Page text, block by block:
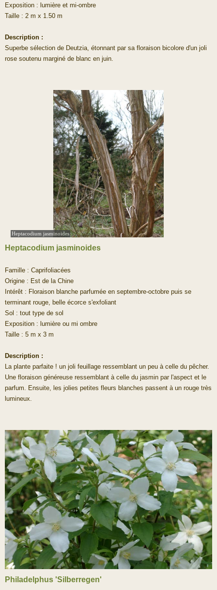
Exposition : lumière et mi-ombre
Taille : 2 m x 1.50 m
Description :
Superbe sélection de Deutzia, étonnant par sa floraison bicolore d'un joli
rose soutenu marginé de blanc en juin.
Heptacodium jasminoides
Heptacodium jasminoides
Famille : Caprifoliacées
Origine : Est de la Chine
Intérêt : Floraison blanche parfumée en septembre-octobre puis se
terminant rouge, belle écorce s'exfoliant
Sol : tout type de sol
Exposition : lumière ou mi ombre
Taille : 5 m x 3 m
Description :
La plante parfaite ! un joli feuillage ressemblant un peu à celle du pêcher.
Une floraison généreuse ressemblant à celle du jasmin par l'aspect et le
parfum. Ensuite, les jolies petites fleurs blanches passent à un rouge très
lumineux.
Philadelphus 'Silberregen'